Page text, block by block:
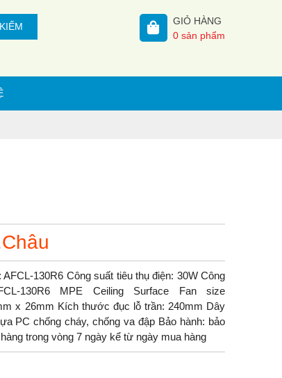
GIỎ HÀNG
0 sản phẩm
130R6 Công suất tiêu thụ điện: 30W Công
130R6 MPE Ceiling Surface Fan size
x 26mm Kích thước đục lỗ trần: 240mm Dây
PC chống cháy, chống va đập Bảo hành: bảo
trong vòng 7 ngày kể từ ngày mua hàng